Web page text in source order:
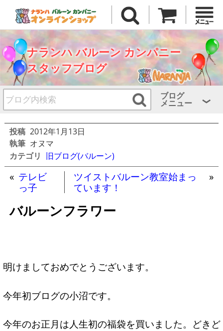
ナランハ バルーン カンパニー
スタッフブログ
ブログ
メニュー
投稿 2012年1月13日
執筆 オヌマ
カテゴリ 旧ブログ(バルーン)
« テレビ
っ子
ツイストバルーン教室始まっ
ています！
»
バルーンフラワー
明けましておめでとうございます。
今年初ブログの小沼です。
今年のお正月は人生初の福袋を買いました。どきど